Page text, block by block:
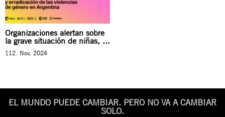
Organizaciones alertan sobre
la grave situación de niñas, ...
112. Nov, 2024
EL MUNDO PUEDE CAMBIAR. PERO NO VA A CAMBIAR
SOLO.